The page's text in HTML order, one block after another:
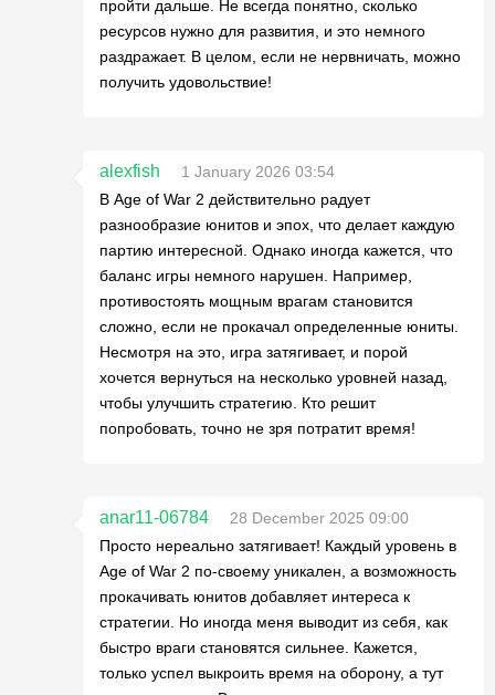
пройти дальше. Не всегда понятно, сколько
ресурсов нужно для развития, и это немного
раздражает. В целом, если не нервничать, можно
получить удовольствие!
alexfish
1 January 2026 03:54
В Age of War 2 действительно радует
разнообразие юнитов и эпох, что делает каждую
партию интересной. Однако иногда кажется, что
баланс игры немного нарушен. Например,
противостоять мощным врагам становится
сложно, если не прокачал определенные юниты.
Несмотря на это, игра затягивает, и порой
хочется вернуться на несколько уровней назад,
чтобы улучшить стратегию. Кто решит
попробовать, точно не зря потратит время!
anar11-06784
28 December 2025 09:00
Просто нереально затягивает! Каждый уровень в
Age of War 2 по-своему уникален, а возможность
прокачивать юнитов добавляет интереса к
стратегии. Но иногда меня выводит из себя, как
быстро враги становятся сильнее. Кажется,
только успел выкроить время на оборону, а тут